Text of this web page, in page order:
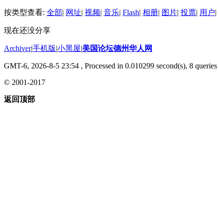
按类型查看: 全部| 网址| 视频| 音乐| Flash| 相册| 图片| 投票| 用户|
现在还没分享
Archiver|手机版|小黑屋|美国论坛德州华人网
GMT-6, 2026-8-5 23:54 , Processed in 0.010299 second(s), 8
© 2001-2017
返回顶部